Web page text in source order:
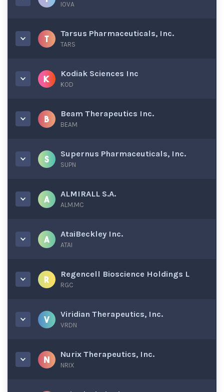
IOVA
Tarsus Pharmaceuticals, Inc.
TARS
Kodiak Sciences Inc
KOD
Beam Therapeutics Inc.
BEAM
Supernus Pharmaceuticals, Inc.
SUPN
ALMIRALL S.A.
ALM.MC
AtaiBeckley Inc.
ATAI
Regencell Bioscience Holdings L
RGC
Viridian Therapeutics, Inc.
VRDN
Nurix Therapeutics, Inc.
NRIX